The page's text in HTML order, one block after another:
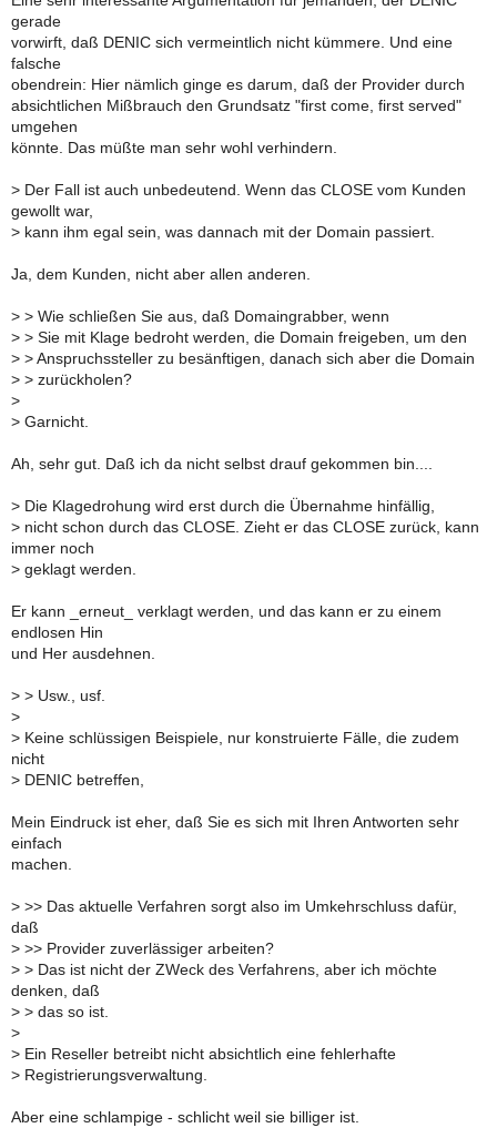
gerade
vorwirft, daß DENIC sich vermeintlich nicht kümmere. Und eine
falsche
obendrein: Hier nämlich ginge es darum, daß der Provider durch
absichtlichen Mißbrauch den Grundsatz "first come, first served"
umgehen
könnte. Das müßte man sehr wohl verhindern.
> Der Fall ist auch unbedeutend. Wenn das CLOSE vom Kunden
gewollt war,
> kann ihm egal sein, was dannach mit der Domain passiert.
Ja, dem Kunden, nicht aber allen anderen.
> > Wie schließen Sie aus, daß Domaingrabber, wenn
> > Sie mit Klage bedroht werden, die Domain freigeben, um den
> > Anspruchssteller zu besänftigen, danach sich aber die Domain
> > zurückholen?
>
> Garnicht.
Ah, sehr gut. Daß ich da nicht selbst drauf gekommen bin....
> Die Klagedrohung wird erst durch die Übernahme hinfällig,
> nicht schon durch das CLOSE. Zieht er das CLOSE zurück, kann
immer noch
> geklagt werden.
Er kann _erneut_ verklagt werden, und das kann er zu einem
endlosen Hin
und Her ausdehnen.
> > Usw., usf.
>
> Keine schlüssigen Beispiele, nur konstruierte Fälle, die zudem
nicht
> DENIC betreffen,
Mein Eindruck ist eher, daß Sie es sich mit Ihren Antworten sehr
einfach
machen.
> >> Das aktuelle Verfahren sorgt also im Umkehrschluss dafür,
daß
> >> Provider zuverlässiger arbeiten?
> > Das ist nicht der ZWeck des Verfahrens, aber ich möchte
denken, daß
> > das so ist.
>
> Ein Reseller betreibt nicht absichtlich eine fehlerhafte
> Registrierungsverwaltung.
Aber eine schlampige - schlicht weil sie billiger ist.